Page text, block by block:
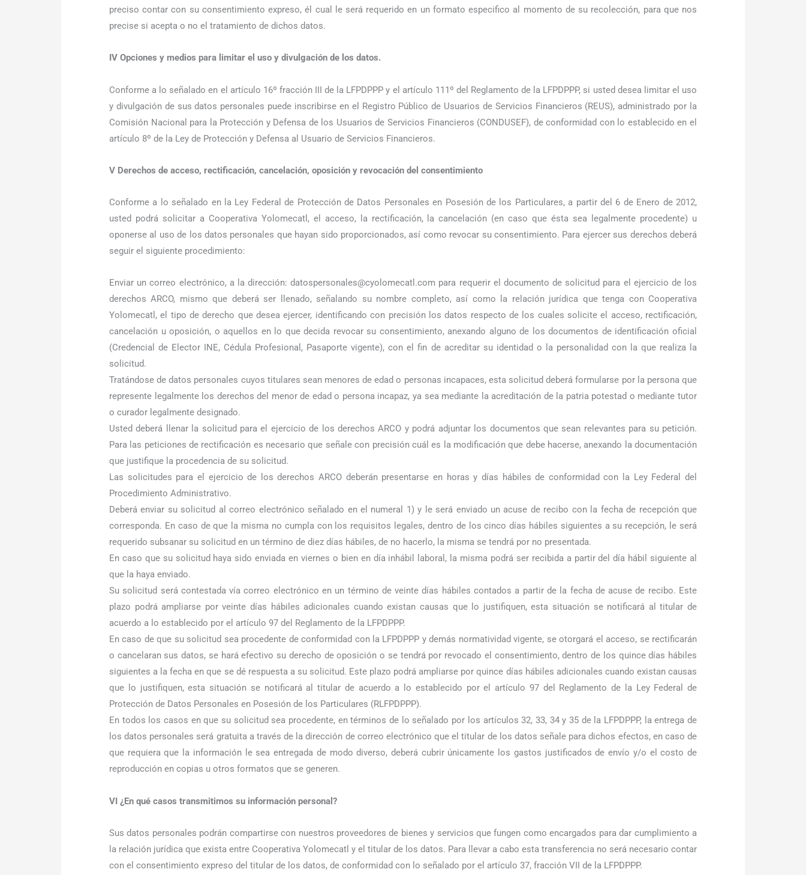
preciso contar con su consentimiento expreso, él cual le será requerido en un formato especifico al momento de su recolección, para que nos
precise si acepta o no el tratamiento de dichos datos.
IV Opciones y medios para limitar el uso y divulgación de los datos.
Conforme a lo señalado en el artículo 16º fracción III de la LFPDPPP y el artículo 111º del Reglamento de la LFPDPPP, si usted desea limitar el uso
y divulgación de sus datos personales puede inscribirse en el Registro Público de Usuarios de Servicios Financieros (REUS), administrado por la
Comisión Nacional para la Protección y Defensa de los Usuarios de Servicios Financieros (CONDUSEF), de conformidad con lo establecido en el
artículo 8º de la Ley de Protección y Defensa al Usuario de Servicios Financieros.
V Derechos de acceso, rectificación, cancelación, oposición y revocación del consentimiento
Conforme a lo señalado en la Ley Federal de Protección de Datos Personales en Posesión de los Particulares, a partir del 6 de Enero de 2012,
usted podrá solicitar a Cooperativa Yolomecatl, el acceso, la rectificación, la cancelación (en caso que ésta sea legalmente procedente) u
oponerse al uso de los datos personales que hayan sido proporcionados, así como revocar su consentimiento. Para ejercer sus derechos deberá
seguir el siguiente procedimiento:
Enviar un correo electrónico, a la dirección: datospersonales@cyolomecatl.com para requerir el documento de solicitud para el ejercicio de los
derechos ARCO, mismo que deberá ser llenado, señalando su nombre completo, así como la relación jurídica que tenga con Cooperativa
Yolomecatl, el tipo de derecho que desea ejercer, identificando con precisión los datos respecto de los cuales solicite el acceso, rectificación,
cancelación u oposición, o aquellos en lo que decida revocar su consentimiento, anexando alguno de los documentos de identificación oficial
(Credencial de Elector INE, Cédula Profesional, Pasaporte vigente), con el fin de acreditar su identidad o la personalidad con la que realiza la
solicitud.
Tratándose de datos personales cuyos titulares sean menores de edad o personas incapaces, esta solicitud deberá formularse por la persona que
represente legalmente los derechos del menor de edad o persona incapaz, ya sea mediante la acreditación de la patria potestad o mediante tutor
o curador legalmente designado.
Usted deberá llenar la solicitud para el ejercicio de los derechos ARCO y podrá adjuntar los documentos que sean relevantes para su petición.
Para las peticiones de rectificación es necesario que señale con precisión cuál es la modificación que debe hacerse, anexando la documentación
que justifique la procedencia de su solicitud.
Las solicitudes para el ejercicio de los derechos ARCO deberán presentarse en horas y días hábiles de conformidad con la Ley Federal del
Procedimiento Administrativo.
Deberá enviar su solicitud al correo electrónico señalado en el numeral 1) y le será enviado un acuse de recibo con la fecha de recepción que
corresponda. En caso de que la misma no cumpla con los requisitos legales, dentro de los cinco días hábiles siguientes a su recepción, le será
requerido subsanar su solicitud en un término de diez días hábiles, de no hacerlo, la misma se tendrá por no presentada.
En caso que su solicitud haya sido enviada en viernes o bien en día inhábil laboral, la misma podrá ser recibida a partir del día hábil siguiente al
que la haya enviado.
Su solicitud será contestada vía correo electrónico en un término de veinte días hábiles contados a partir de la fecha de acuse de recibo. Este
plazo podrá ampliarse por veinte días hábiles adicionales cuando existan causas que lo justifiquen, esta situación se notificará al titular de
acuerdo a lo establecido por el artículo 97 del Reglamento de la LFPDPPP.
En caso de que su solicitud sea procedente de conformidad con la LFPDPPP y demás normatividad vigente, se otorgará el acceso, se rectificarán
o cancelaran sus datos, se hará efectivo su derecho de oposición o se tendrá por revocado el consentimiento, dentro de los quince días hábiles
siguientes a la fecha en que se dé respuesta a su solicitud. Este plazo podrá ampliarse por quince días hábiles adicionales cuando existan causas
que lo justifiquen, esta situación se notificará al titular de acuerdo a lo establecido por el artículo 97 del Reglamento de la Ley Federal de
Protección de Datos Personales en Posesión de los Particulares (RLFPDPPP).
En todos los casos en que su solicitud sea procedente, en términos de lo señalado por los artículos 32, 33, 34 y 35 de la LFPDPPP, la entrega de
los datos personales será gratuita a través de la dirección de correo electrónico que el titular de los datos señale para dichos efectos, en caso de
que requiera que la información le sea entregada de modo diverso, deberá cubrir únicamente los gastos justificados de envío y/o el costo de
reproducción en copias u otros formatos que se generen.
VI ¿En qué casos transmitimos su información personal?
Sus datos personales podrán compartirse con nuestros proveedores de bienes y servicios que fungen como encargados para dar cumplimiento a
la relación jurídica que exista entre Cooperativa Yolomecatl y el titular de los datos. Para llevar a cabo esta transferencia no será necesario contar
con el consentimiento expreso del titular de los datos, de conformidad con lo señalado por el artículo 37, fracción VII de la LFPDPPP.